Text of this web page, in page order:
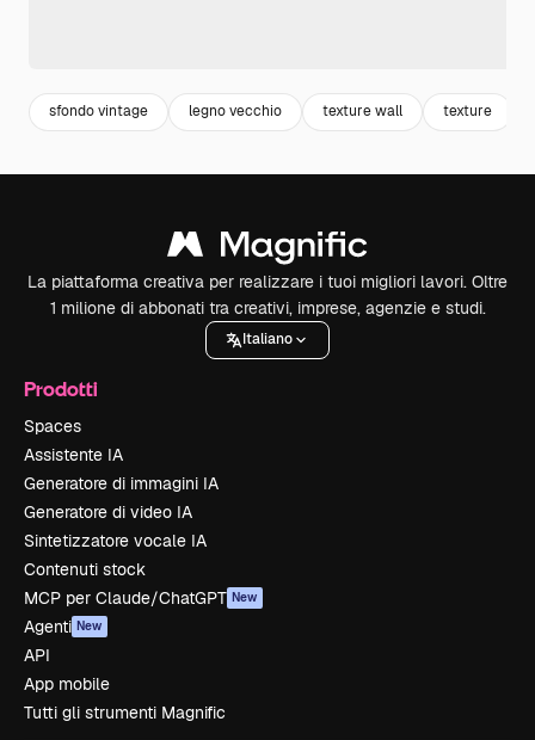
sfondo vintage legno vecchio texture wall texture
La piattaforma creativa per realizzare i tuoi migliori lavori. Oltre
1 milione di abbonati tra creativi, imprese, agenzie e studi.
Italiano
Prodotti
Spaces
Assistente IA
Generatore di immagini IA
Generatore di video IA
Sintetizzatore vocale IA
Contenuti stock
MCP per Claude/ChatGPT New
Agenti New
API
App mobile
Tutti gli strumenti Magnific